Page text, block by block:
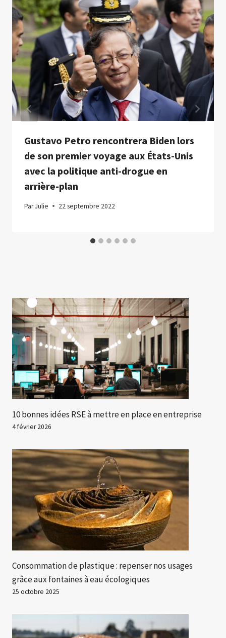
Gustavo Petro rencontrera Biden lors
de son premier voyage aux États-Unis
avec la politique anti-drogue en
arrière-plan
ParJulie 22 septembre 2022
10 bonnes idées RSE à mettre en place en entreprise
4 février 2026
Consommation de plastique : repenser nos usages
grâce aux fontaines à eau écologiques
25 octobre 2025